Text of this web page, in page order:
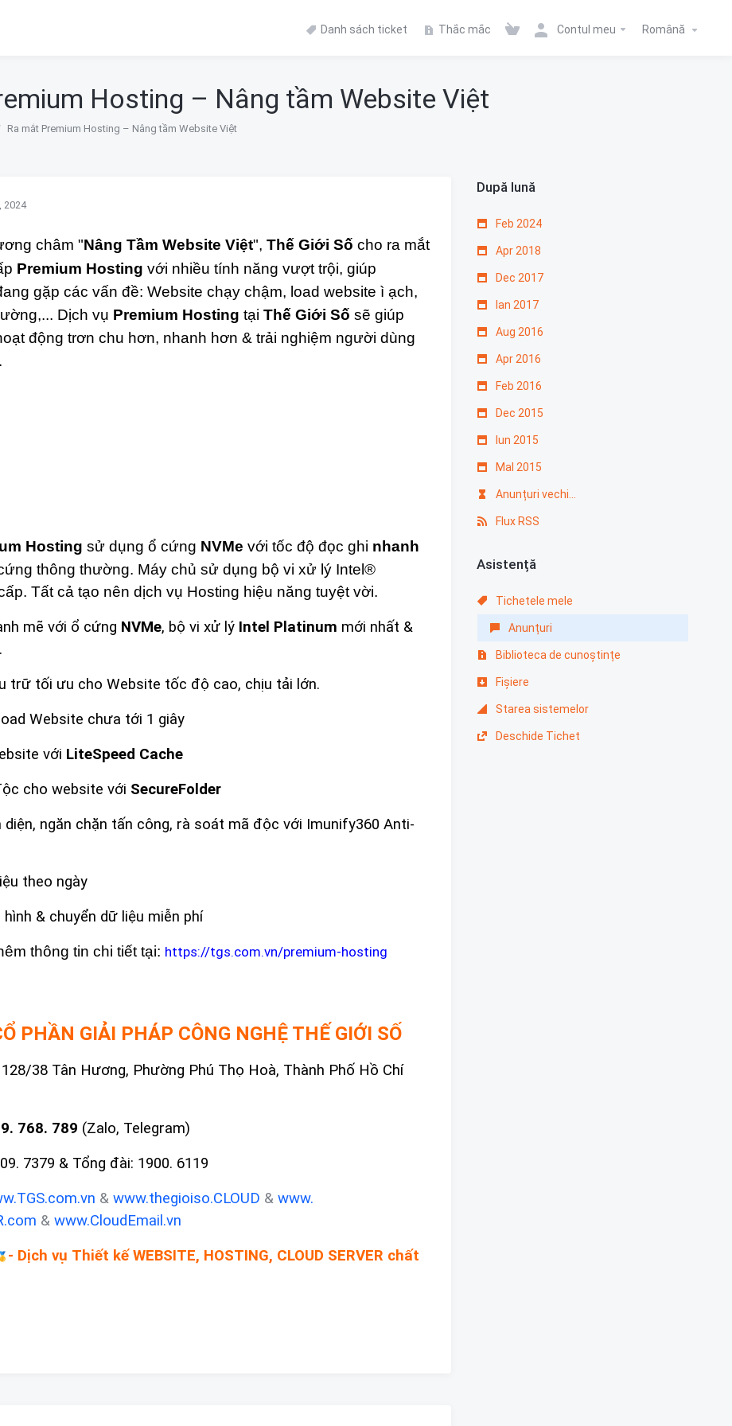
Danh sách ticket Thắc mắc Contul meu Română
Hosting – Nâng tầm Website Việt
Ra mắt Premium Hosting – Nâng tầm Website Việt
După lună
Feb 2024
Apr 2018
Dec 2017
Ian 2017
Aug 2016
Apr 2016
Feb 2016
Dec 2015
Iun 2015
MaI 2015
Anunțuri vechi...
Flux RSS
2024
châm "Nâng Tầm Website Việt", Thế Giới Số cho ra mắt
Premium Hosting với nhiều tính năng vượt trội, giúp
gặp các vấn đề: Website chạy chậm, load website ì ạch,
Dịch vụ Premium Hosting tại Thế Giới Số sẽ giúp
động trơn chu hơn, nhanh hơn & trải nghiệm người dùng
Hosting sử dụng ổ cứng NVMe với tốc độ đọc ghi nhanh
thông thường. Máy chủ sử dụng bộ vi xử lý Intel®
Tất cả tạo nên dịch vụ Hosting hiệu năng tuyệt vời.
mẽ với ổ cứng NVMe, bộ vi xử lý Intel Platinum mới nhất &
trữ tối ưu cho Website tốc độ cao, chịu tải lớn.
Website chưa tới 1 giây
với LiteSpeed Cache
cho website với SecureFolder
ngăn chặn tấn công, rà soát mã độc với Imunify360 Anti-
theo ngày
& chuyển dữ liệu miễn phí
thông tin chi tiết tại: https://tgs.com.vn/premium-hosting
PHẦN GIẢI PHÁP CÔNG NGHỆ THẾ GIỚI SỐ
38 Tân Hương, Phường Phú Thọ Hoà, Thành Phố Hồ Chí
768. 789 (Zalo, Telegram)
7379 & Tổng đài: 1900. 6119
& www.thegioiso.CLOUD & www.
& www.CloudEmail.vn
- Dịch vụ Thiết kế WEBSITE, HOSTING, CLOUD SERVER chất
Asistență
Tichetele mele
Anunțuri
Biblioteca de cunoștințe
Fișiere
Starea sistemelor
Deschide Tichet